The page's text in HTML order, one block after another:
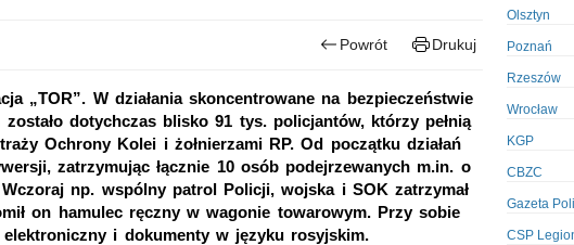
Powrót Drukuj
„TOR”. W działania skoncentrowane na bezpieczeństwie
dotychczas blisko 91 tys. policjantów, którzy pełnią
Ochrony Kolei i żołnierzami RP. Od początku działań
zatrzymując łącznie 10 osób podejrzewanych m.in. o
np. wspólny patrol Policji, wojska i SOK zatrzymał
on hamulec ręczny w wagonie towarowym. Przy sobie
i dokumenty w języku rosyjskim.
Olsztyn
Poznań
Rzeszów
Wrocław
KGP
CBZC
Gazeta
CSP